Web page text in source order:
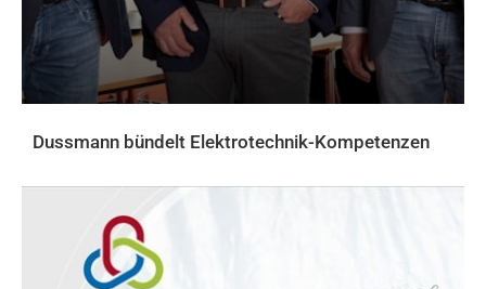
Dussmann bündelt Elektrotechnik-Kompetenzen